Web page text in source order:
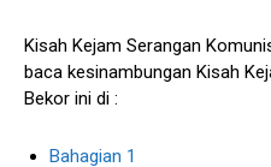
Kisah Kejam Serangan
baca kesinambungan Kisah
Bekor ini di :
Bahagian 1